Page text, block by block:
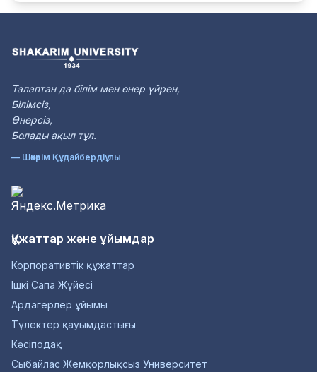
Талаптан да білім мен өнер үйрен,
Білімсіз,
Өнерсіз,
Болады ақыл тұл.
— Шәкәрім Құдайбердіұлы
Құжаттар және ұйымдар
Корпоративтік құжаттар
Ішкі Сапа Жүйесі
Ардагерлер ұйымы
Түлектер қауымдастығы
Кәсіподақ
Сыбайлас Жемқорлықсыз Университет